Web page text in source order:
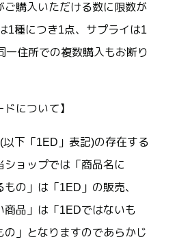
ご購入いただける数に限数が
1種につき1点、サプライは1
一住所での複数購入もお断り
について】
下「1ED」表記)の存在する
ショップでは「商品名に
もの」は「1ED」の販売、
商品」は「1EDではないも
の」となりますのであらかじ